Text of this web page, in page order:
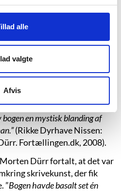
alle
valgte
Afvis
Børsen.
i det moderne Kina”, en
i 2004 debuterede han som
med romanen
formmæssigt ikke ligner
og Morten Dürr har da også
skrevet fuldstændig kaotisk og
læseren måtte være – eller hvor
en mystisk blanding af
(Rikke Dyrhave Nissen:
Fortællingen.dk, 2008).
Dürr fortalt, at det var
skrivekunst, der fik
”Bogen havde basalt set én